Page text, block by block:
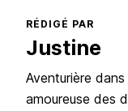
RÉDIGÉ PAR
Justine
Aventurière
amoureuse des